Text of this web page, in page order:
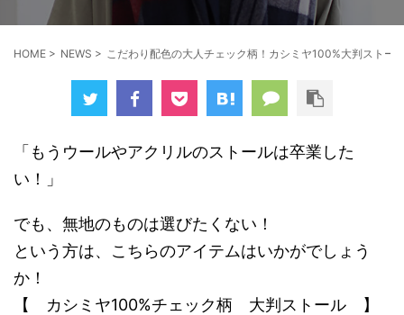
HOME > NEWS > こだわり配色の大人チェック柄！カシミヤ100%大判スト
「もうウールやアクリルのストールは卒業した
い！」
でも、無地のものは選びたくない！
という方は、こちらのアイテムはいかがでしょう
か！
【 カシミヤ100%チェック柄 大判ストール 】